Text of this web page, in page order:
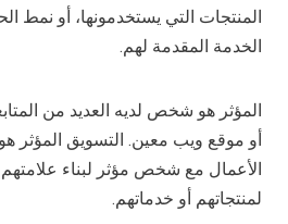
المنتجات التي يستخدمونها، أو نمط
الخدمة المقدمة لهم.
المؤثر هو شخص لديه العديد من
أو موقع ويب معين. التسويق المؤثر
الأعمال مع شخص مؤثر لبناء علامتهم
لمنتجاتهم أو خدماتهم.